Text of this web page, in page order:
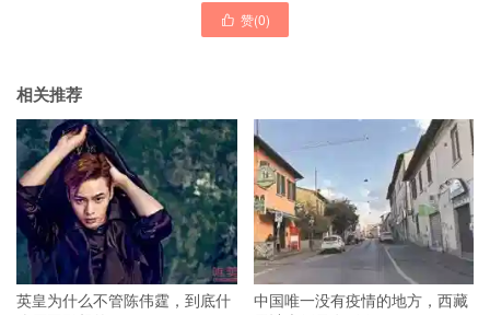
 赞(0)
相关推荐
英皇为什么不管陈伟霆，到底什
中国唯一没有疫情的地方，西藏